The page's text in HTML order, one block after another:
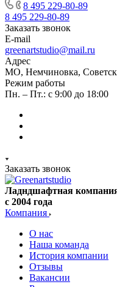
8 495 229-80-89
8 495 229-80-89
Заказать звонок
E-mail
greenartstudio@mail.ru
Адрес
МО, Немчиновка,
Режим работы
Пн. – Пт.: с 9:00 до 18:00
Заказать звонок
Ладндшафтная
с 2004 года
Компания
О нас
Наша команда
История компании
Отзывы
Вакансии